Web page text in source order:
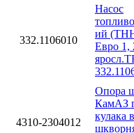
332.1106010
Насос
ий
Евро 1,
4310-2304012
Опора
КамАЗ
кулака